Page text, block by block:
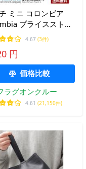
ミニ コロンビア
プライスストリ
ーチS Price Stream
S ミニポーチ オム
ルド 撥水 PU2408
ール 爆買 【パケ
4.67 (3件)
円
価格比較
ラグオンクルー
4.61 (21,150件)